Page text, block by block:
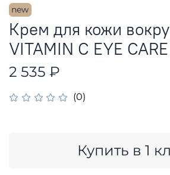
new
(0)
Крем для кожи
VITAMIN C EYE
2 535 ₽
Купить в 1